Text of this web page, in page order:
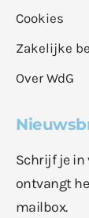
Cookies
Zakelijke
Over WdG
Schrijf je in
ontvangt
mailbox.